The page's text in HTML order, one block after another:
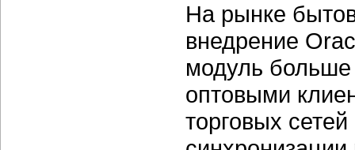
На рынке
внедрение
модуль больше
оптовыми
торговых